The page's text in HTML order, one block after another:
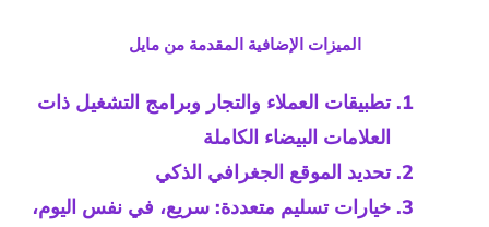
الميزات الإضافية المقدمة من مايل
تطبيقات العملاء والتجار وبرامج التشغيل ذات
العلامات البيضاء الكاملة
تحديد الموقع الجغرافي الذكي
خيارات تسليم متعددة: سريع، في نفس اليوم،